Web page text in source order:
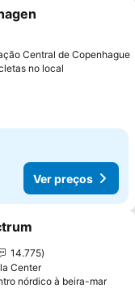
aos favoritos
Central de Copenhague
no local
Ver preços
aos favoritos
14.775
Center
nórdico à beira-mar